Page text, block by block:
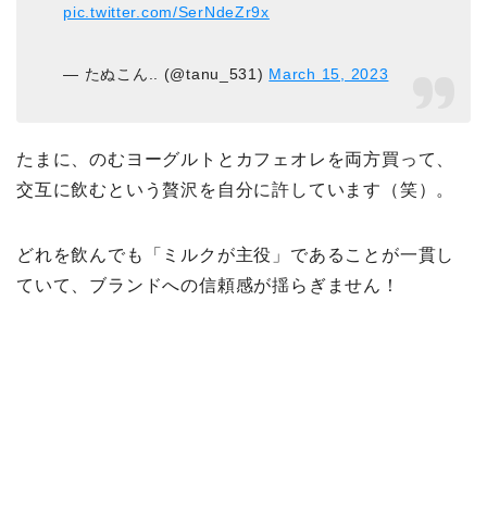
pic.twitter.com/SerNdeZr9x
— たぬこん.. (@tanu_531) March 15, 2023
たまに、のむヨーグルトとカフェオレを両方買って、
交互に飲むという贅沢を自分に許しています（笑）。
どれを飲んでも「ミルクが主役」であることが一貫し
ていて、ブランドへの信頼感が揺らぎません！